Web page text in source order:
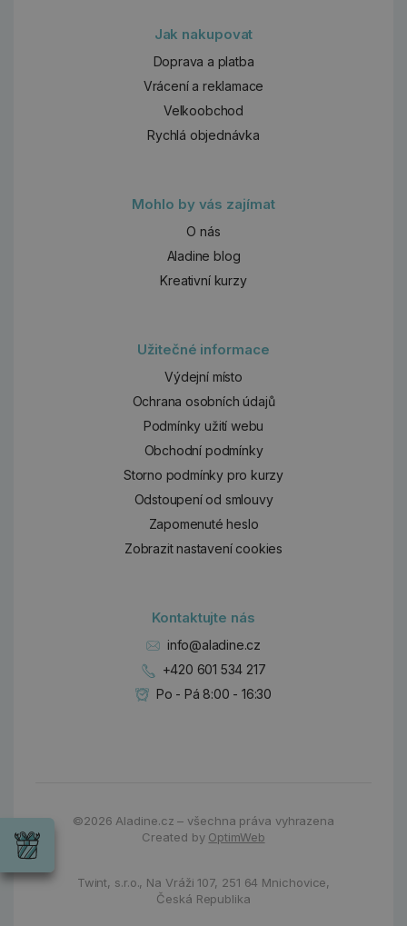
Jak nakupovat
Doprava a platba
Vrácení a reklamace
Velkoobchod
Rychlá objednávka
Mohlo by vás zajímat
O nás
Aladine blog
Kreativní kurzy
Užitečné informace
Výdejní místo
Ochrana osobních údajů
Podmínky užití webu
Obchodní podmínky
Storno podmínky pro kurzy
Odstoupení od smlouvy
Zapomenuté heslo
Zobrazit nastavení cookies
Kontaktujte nás
info@aladine.cz
+420 601 534 217
Po - Pá 8:00 - 16:30
©2026 Aladine.cz – všechna práva vyhrazena
Created by OptimWeb
Twint, s.r.o., Na Vráži 107, 251 64 Mnichovice,
Česká Republika
Wrendale
příležitost
Chci si vybrat